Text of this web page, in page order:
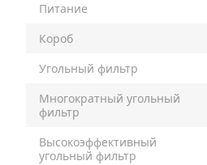
Питание
Короб
Угольный фильтр
Многократный угольный
фильтр
Высокоэффективный
угольный фильтр